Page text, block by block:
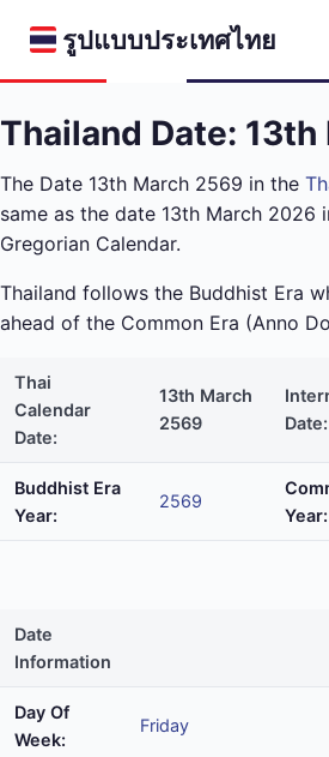
รูปแบบประเทศไทย
Thailand Date:
The Date 13th March 2569 in the
same as the date 13th March 2026
Gregorian Calendar.
Thailand follows the Buddhist Era
ahead of the Common Era (Anno
Thai
Calendar
Date:
13th March
2569
Date:
Buddhist Era
Year:
2569
Year:
Date
Information
Day Of
Week:
Friday